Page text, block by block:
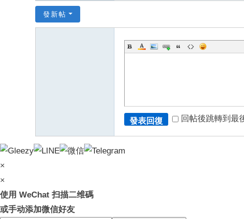
發新帖
發表回復 回帖後跳轉到最
×
×
使用 WeChat 扫描二维碼
或手动添加微信好友